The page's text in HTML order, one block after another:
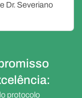
Dr. Severiano
protocolo